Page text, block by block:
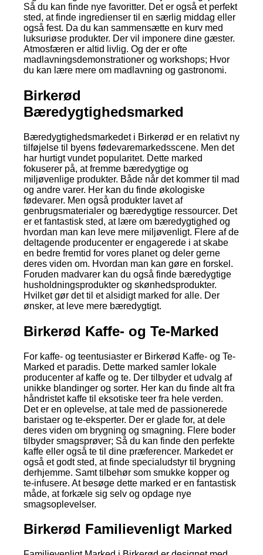
Så du kan finde nye favoritter. Det er også et perfekt
sted, at finde ingredienser til en særlig middag eller
også fest. Da du kan sammensætte en kurv med
luksuriøse produkter. Der vil imponere dine gæster.
Atmosfæren er altid livlig. Og der er ofte
madlavningsdemonstrationer og workshops; Hvor
du kan lære mere om madlavning og gastronomi.
Birkerød
Bæredygtighedsmarked
Bæredygtighedsmarkedet i Birkerød er en relativt ny
tilføjelse til byens fødevaremarkedsscene. Men det
har hurtigt vundet popularitet. Dette marked
fokuserer på, at fremme bæredygtige og
miljøvenlige produkter. Både når det kommer til mad
og andre varer. Her kan du finde økologiske
fødevarer. Men også produkter lavet af
genbrugsmaterialer og bæredygtige ressourcer. Det
er et fantastisk sted, at lære om bæredygtighed og
hvordan man kan leve mere miljøvenligt. Flere af de
deltagende producenter er engagerede i at skabe
en bedre fremtid for vores planet og deler gerne
deres viden om. Hvordan man kan gøre en forskel.
Foruden madvarer kan du også finde bæredygtige
husholdningsprodukter og skønhedsprodukter.
Hvilket gør det til et alsidigt marked for alle. Der
ønsker, at leve mere bæredygtigt.
Birkerød Kaffe- og Te-Marked
For kaffe- og teentusiaster er Birkerød Kaffe- og Te-
Marked et paradis. Dette marked samler lokale
producenter af kaffe og te. Der tilbyder et udvalg af
unikke blandinger og sorter. Her kan du finde alt fra
håndristet kaffe til eksotiske teer fra hele verden.
Det er en oplevelse, at tale med de passionerede
baristaer og te-eksperter. Der er glade for, at dele
deres viden om brygning og smagning. Flere boder
tilbyder smagsprøver; Så du kan finde den perfekte
kaffe eller også te til dine præferencer. Markedet er
også et godt sted, at finde specialudstyr til brygning
derhjemme. Samt tilbehør som smukke kopper og
te-infusere. At besøge dette marked er en fantastisk
måde, at forkæle sig selv og opdage nye
smagsoplevelser.
Birkerød Familievenligt Marked